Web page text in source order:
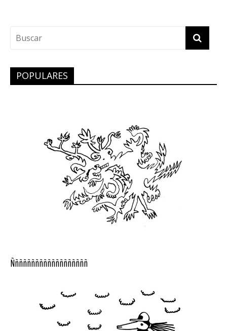
POPULARES
Ñññññññññññññññññññ